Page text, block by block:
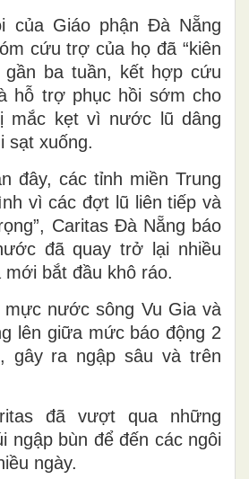
của Giáo phận Đà Nẵng
cứu trợ của họ đã “kiên
ba tuần, kết hợp cứu
hỗ trợ phục hồi sớm cho
mắc kẹt vì nước lũ dâng
sạt xuống.
đây, các tỉnh miền Trung
vì các đợt lũ liên tiếp và
Caritas Đà Nẵng báo
đã quay trở lại nhiều
bắt đầu khô ráo.
nước sông Vu Gia và
lên giữa mức báo động 2
gây ra ngập sâu và trên
đã vượt qua những
ngập bùn để đến các ngôi
ngày.